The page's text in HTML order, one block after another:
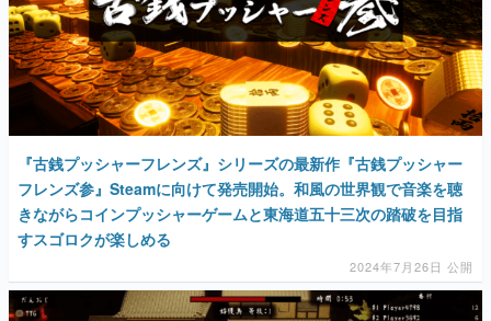
『古銭プッシャーフレンズ』シリーズの最新作『古銭プッシャー
フレンズ参』Steamに向けて発売開始。和風の世界観で音楽を聴
きながらコインプッシャーゲームと東海道五十三次の踏破を目指
すスゴロクが楽しめる
2024年7月26日 公開